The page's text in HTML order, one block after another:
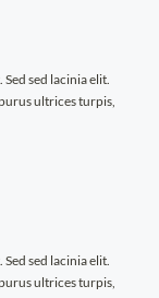
sed lacinia elit.
ultrices turpis,
sed lacinia elit.
ultrices turpis,